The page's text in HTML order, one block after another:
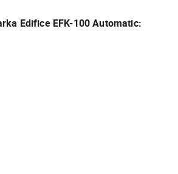
Edifice EFK-100 Automatic: